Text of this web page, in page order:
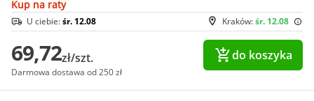
Kup na raty
Kraków:śr. 12.08
U ciebie:śr. 12.08
69,72zł/szt.
Darmowa dostawa od 250 zł
do koszyka